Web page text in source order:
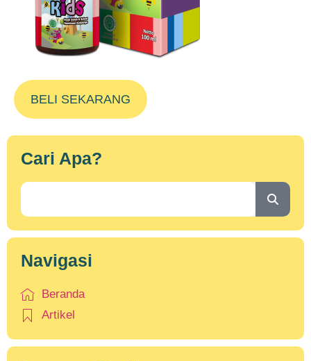
BELI SEKARANG
Cari Apa?
Navigasi
Beranda
Artikel